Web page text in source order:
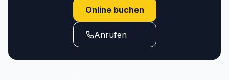
Online buchen
Anrufen